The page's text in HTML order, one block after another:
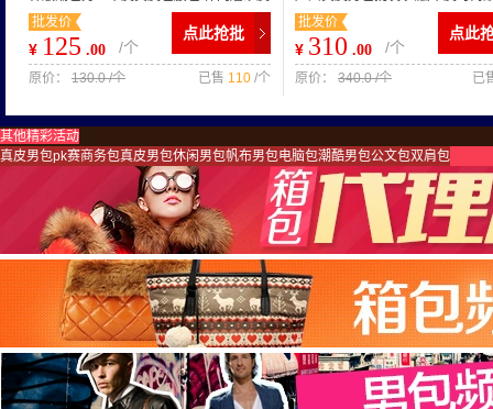
户外挎包 一件代发批发
批发价
¥ 125 .00 /个
点此抢批
已售 110 /个
原价： 130.0 /个
手提单肩复古男士包代发
批发价
¥ 310 .00 /个
点此
已
原价： 340.0 /个
其他精彩活动
真皮男包pk赛商务包真皮男包休闲男包帆布男包电脑包潮酷男包公文包双肩包